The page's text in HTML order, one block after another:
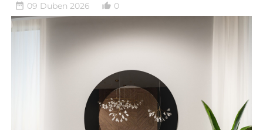
date_range 09 Duben 2026 thumb_up_alt 0